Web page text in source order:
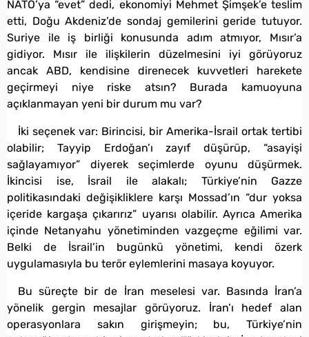
NATO’ya “evet” dedi, ekonomiyi Mehmet Şimşek’e teslim
etti, Doğu Akdeniz’de sondaj gemilerini geride tutuyor.
Suriye ile iş birliği konusunda adım atmıyor, Mısır’a
gidiyor. Mısır ile ilişkilerin düzelmesini iyi görüyoruz
ancak ABD, kendisine direnecek kuvvetleri harekete
geçirmeyi niye riske atsın? Burada kamuoyuna
açıklanmayan yeni bir durum mu var?
İki seçenek var: Birincisi, bir Amerika-İsrail ortak tertibi
olabilir; Tayyip Erdoğan’ı zayıf düşürüp, “asayişi
sağlayamıyor” diyerek seçimlerde oyunu düşürmek.
İkincisi ise, İsrail ile alakalı; Türkiye’nin Gazze
politikasındaki değişikliklere karşı Mossad’ın “dur yoksa
içeride kargaşa çıkarırız” uyarısı olabilir. Ayrıca Amerika
içinde Netanyahu yönetiminden vazgeçme eğilimi var.
Belki de İsrail’in bugünkü yönetimi, kendi özerk
uygulamasıyla bu terör eylemlerini masaya koyuyor.
Bu süreçte bir de İran meselesi var. Basında İran’a
yönelik gergin mesajlar görüyoruz. İran’ı hedef alan
operasyonlara sakın girişmeyin; bu, Türkiye’nin